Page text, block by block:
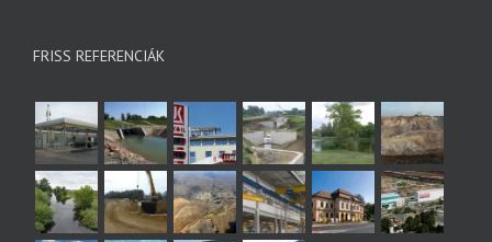
FRISS REFERENCIÁK